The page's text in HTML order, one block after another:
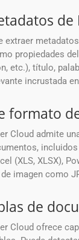
de
extraer
propiedades
etc.), título,
incrustada
formato
Cloud admite
incluidos
(XLS, XLSX),
imagen como
de
Cloud ofrece